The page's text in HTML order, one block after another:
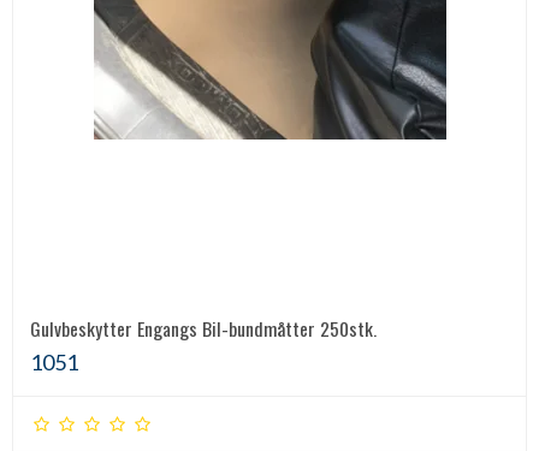
Gulvbeskytter Engangs Bil-bundmåtter 250stk.
1051